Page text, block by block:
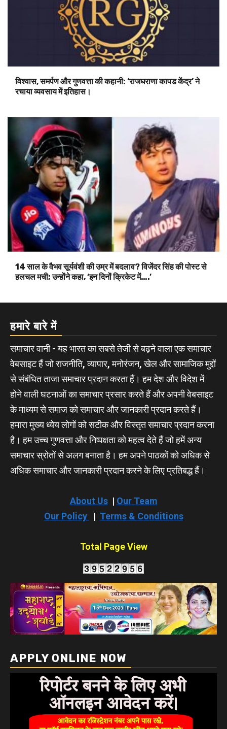
विश्वास, समर्पण और गुणवत्ता की कहानी: ‘राजघराणा कापड केंद्र’ ने
रचाया व्यवसाय में इतिहास।
14 साल के वैभव सूर्यवंशी की उम्र में बदलाव? विजेंदर सिंह की पोस्ट से
हलचल मची; उन्होंने कहा, ‘इन दिनों क्रिकेट में….’
हमारे बारे में
समाचार वानी - यह भारत का सबसे तेजी से बढ़ने वाला एक समाचार
वेबसाइट हैं जो राजनीति, व्यापार, मनोरंजन, खेल और सामाजिक मुद्दों
से संबंधित ताजा समाचार प्रदान करता हैं। हम देश और विदेश में
होने वाली घटनाओं का समाचार प्रसार करते हैं और अपनी वेबसाइट
के माध्यम से समाज को समाचार और जानकारी प्रदान करते हैं।
हमारा मुख्य ध्येय लोगों को सटीक और विस्तृत समाचार प्रदान करना
है। हम उच्च गुणवत्ता और निष्पक्षता को महत्व देते हैं जो हमें अन्य
समाचार स्रोतों से अलग बनाता है। हम अपने पाठकों को अधिक से
अधिक समाचार और जानकारी प्रदान करने के लिए प्रतिबद्ध हैं।
About Us| Our Team
Our Policy
| Terms & Conditions
Total Page View
APPLY ONLINE NOW